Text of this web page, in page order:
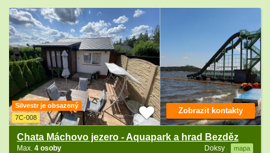
Silvestr je obsazený
7C-008
Chata Máchovo jezero - Aquapark a hrad Bezděz
Doksy mapa
Max. 4 osoby
Zobrazit kontakty